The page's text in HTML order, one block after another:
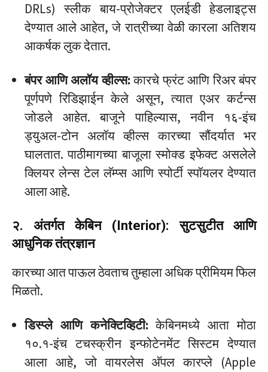
DRLs) स्लीक बाय-प्रोजेक्टर एलईडी हेडलाइट्स
देण्यात आले आहेत, जे रात्रीच्या वेळी कारला अतिशय
आकर्षक लुक देतात.
बंपर आणि अलॉय व्हील्स:कारचे फ्रंट आणि रिअर बंपर
पूर्णपणे रिडिझाईन केले असून, त्यात एअर कर्टन्स
जोडले आहेत. बाजूने पाहिल्यास, नवीन १६-इंच
ड्युअल-टोन अलॉय व्हील्स कारच्या सौंदर्यात भर
घालतात. पाठीमागच्या बाजूला स्मोक्ड इफेक्ट असलेले
क्लियर लेन्स टेल लॅम्प्स आणि स्पोर्टी स्पॉयलर देण्यात
आला आहे.
२. अंतर्गत केबिन (Interior): सुटसुटीत आणि
आधुनिक तंत्रज्ञान
कारच्या आत पाऊल ठेवताच तुम्हाला अधिक प्रीमियम फिल
मिळतो.
डिस्प्ले आणि कनेक्टिव्हिटी: केबिनमध्ये आता मोठा
१०.१-इंच टचस्क्रीन इन्फोटेनमेंट सिस्टम देण्यात
आला आहे, जो वायरलेस अ‍ॅपल कारप्ले (Apple